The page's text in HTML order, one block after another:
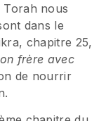
Torah nous
dans le
chapitre 25,
frère avec
de nourrir